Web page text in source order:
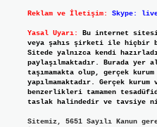
Reklam ve İletişim: Skype:
Yasal Uyarı:
Bu internet
veya şahıs şirketi ile hiçbir
Sitede yalnızca kendi
paylaşılmaktadır. Burada
taşımamakta olup, gerçek
yapılmamaktadır. Gerçek
benzerlikleri tamamen
taslak halindedir ve tavsiye
Sitemiz, 5651 Sayılı Kanun